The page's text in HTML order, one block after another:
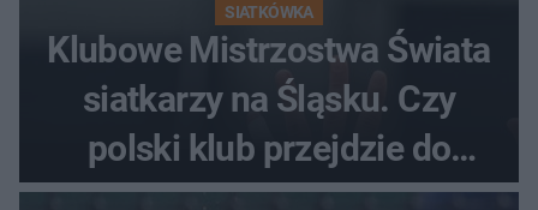
SIATKÓWKA
Klubowe Mistrzostwa Świata
siatkarzy na Śląsku. Czy
polski klub przejdzie do
historii